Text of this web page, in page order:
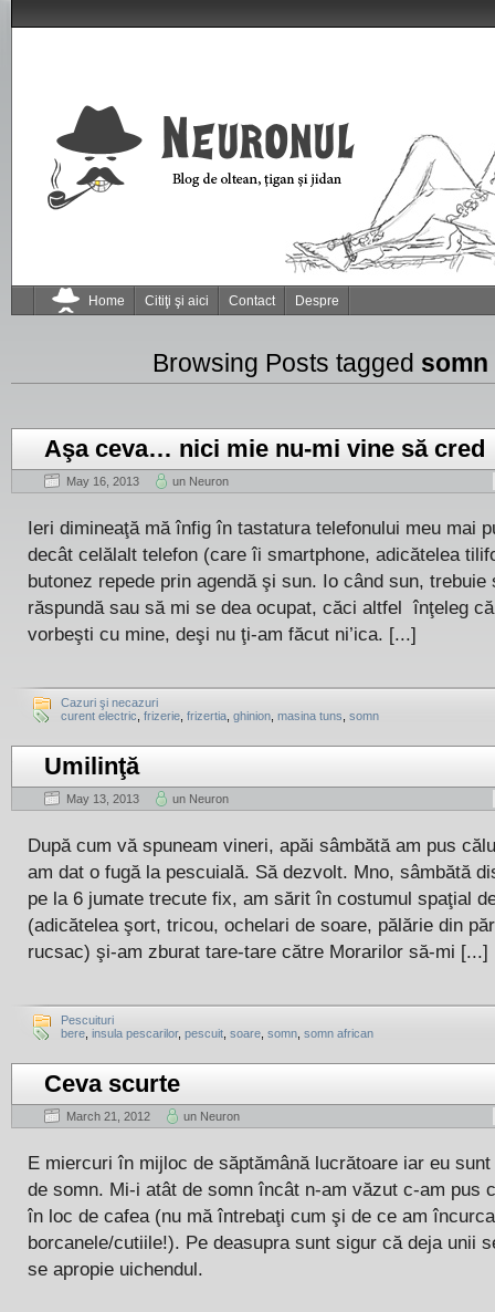
Home Citiţi şi aici Contact Despre
Browsing Posts tagged somn
Aşa ceva… nici mie nu-mi vine să cred
May 16, 2013 un Neuron
Ieri dimineaţă mă înfig în tastatura telefonului meu mai
decât celălalt telefon (care îi smartphone, adicătelea
butonez repede prin agendă şi sun. Io când sun, trebuie
răspundă sau să mi se dea ocupat, căci altfel înţeleg
vorbeşti cu mine, deşi nu ţi-am făcut ni’ica. [...]
Cazuri şi necazuri
curent electric frizerie frizertia ghinion masina tuns somn
Umilinţă
May 13, 2013 un Neuron
După cum vă spuneam vineri, apăi sâmbătă am pus
am dat o fugă la pescuială. Să dezvolt. Mno, sâmbătă
pe la 6 jumate trecute fix, am sărit în costumul spaţial
(adicătelea şort, tricou, ochelari de soare, pălărie din
rucsac) şi-am zburat tare-tare către Morarilor să-mi [...]
Pescuituri
bere insula pescarilor, pescuit soare somn somn african
Ceva scurte
March 21, 2012 un Neuron
E miercuri în mijloc de săptămână lucrătoare iar eu
de somn. Mi-i atât de somn încât n-am văzut c-am pus
în loc de cafea (nu mă întrebaţi cum şi de ce am
borcanele/cutiile!). Pe deasupra sunt sigur că deja unii
se apropie uichendul.